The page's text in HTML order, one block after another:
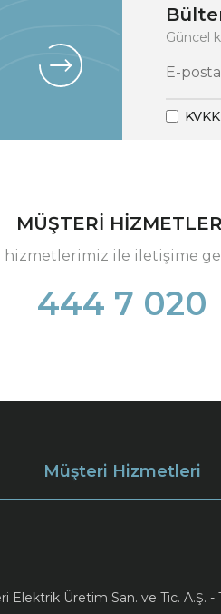
Güncel
MÜŞTERİ
hizmetlerimiz ile iletişime
444 7 020
Müşteri Hizmetleri
Üretim San. ve Tic. A.Ş. -